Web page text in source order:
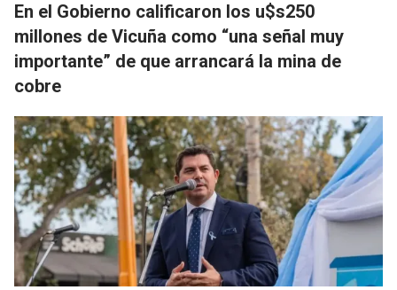
En el Gobierno calificaron los u$s250
millones de Vicuña como “una señal muy
importante” de que arrancará la mina de
cobre